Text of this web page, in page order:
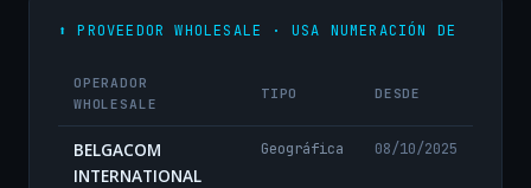
⬆️ PROVEEDOR WHOLESALE · USA NUMERACIÓN DE
OPERADOR
WHOLESALE
TIPO DESDE
BELGACOM
INTERNATIONAL
Geográfica 08/10/2025